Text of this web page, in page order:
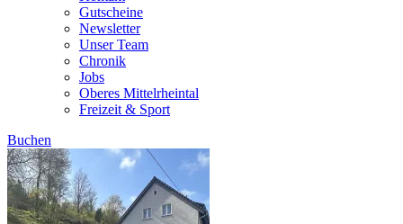
Gutscheine
Newsletter
Unser Team
Chronik
Jobs
Oberes Mittelrheintal
Freizeit & Sport
Buchen